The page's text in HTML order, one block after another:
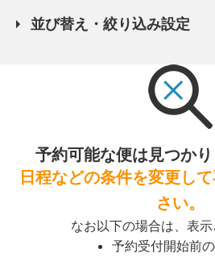
並び替え・絞り込み設定
予約可能な便は見つかり
日程などの条件を変更し
さい。
なお以下の場合は、表示
予約受付開始前